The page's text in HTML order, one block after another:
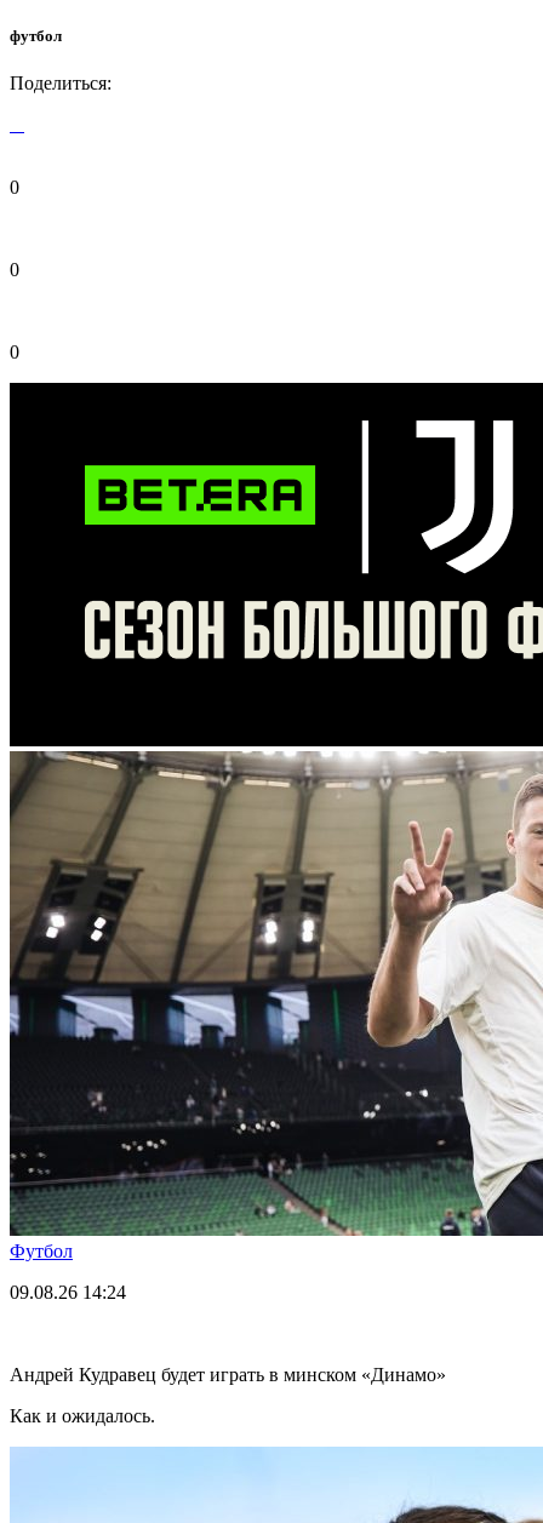
футбол
Поделиться:
0
0
0
Футбол
09.08.26 14:24
Андрей Кудравец будет играть в минском «Динамо»
Как и ожидалось.